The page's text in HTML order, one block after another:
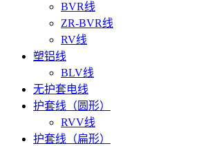
BVR线
ZR-BVR线
RV线
塑铝线
BLV线
无护套电线
护套线（圆形）
RVV线
护套线（扁形）